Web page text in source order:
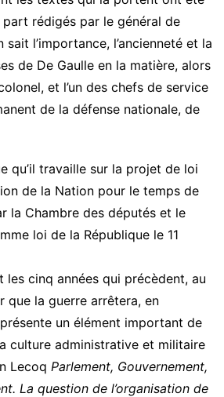
rédigés par le général de
sait l’importance, l’ancienneté et la
de De Gaulle en la matière, alors
et l’un des chefs de service
de la défense nationale, de
qu’il travaille sur la projet de loi
de la Nation pour le temps de
la Chambre des députés et le
loi de la République le 11
les cinq années qui précèdent, au
la guerre arrêtera, en
un élément important de
culture administrative et militaire
Lecoq Parlement, Gouvernement,
La question de l’organisation de